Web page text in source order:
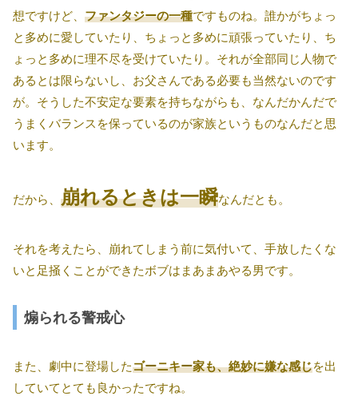
想ですけど、 ファンタジーの一種ですものね。誰かがちょっ
と多めに愛していたり、ちょっと多めに頑張っていたり、ち
ょっと多めに理不尽を受けていたり。それが全部同じ人物で
あるとは限らないし、お父さんである必要も当然ないのです
が。そうした不安定な要素を持ちながらも、なんだかんだで
うまくバランスを保っているのが家族というものなんだと思
います。
だから、 崩れるときは一瞬なんだとも。
それを考えたら、崩れてしまう前に気付いて、手放したくな
いと足掻くことができたボブはまあまあやる男です。
煽られる警戒心
また、劇中に登場したゴーニキー家も、絶妙に嫌な感じを出
していてとても良かったですね。